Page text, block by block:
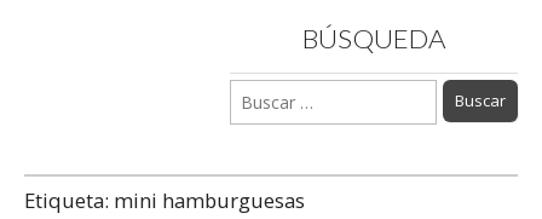
BÚSQUEDA
Buscar:
Etiqueta: mini hamburguesas